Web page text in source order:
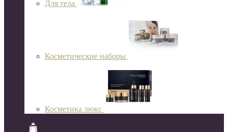
Для тела
Косметические наборы
Косметика люкс